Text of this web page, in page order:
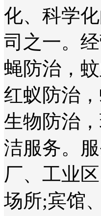
化、科学
司之一。
蝇防治，
红蚁防治
生物防治
洁服务。
厂、工业
场所;宾馆